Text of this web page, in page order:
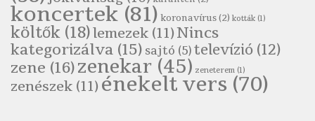
Pákolitz István: Csiga-biga
Szélkiáltó
Pákolitz István: Kiolvasó
Szélkiáltó
Páskándi Géza: Madárijesztő
Szélkiáltó
koncertek (81) koronavírus(2) kották (1)
költők (18)lemezek (11)Nincs
kategorizálva (15) sajtó (5)televízió (12)
zene (16)zenekar (45) zeneterem (1)
zenészek (11) énekelt vers (70)